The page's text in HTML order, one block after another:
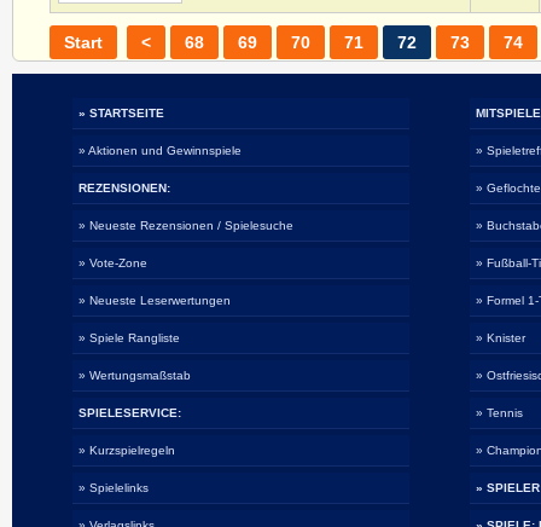
Start < 68 69 70 71 72 73 74
» STARTSEITE
» Aktionen und Gewinnspiele
REZENSIONEN:
» Neueste Rezensionen / Spielesuche
» Vote-Zone
» Neueste Leserwertungen
» Spiele Rangliste
» Wertungsmaßstab
SPIELESERVICE:
» Kurzspielregeln
» Spielelinks
»
»
»
» Fußball-
» Formel 1-
» Knister
»
» Tennis
»
»